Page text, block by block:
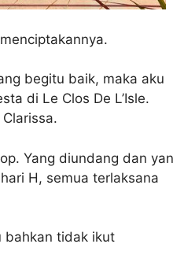
begitu baik, maka aku
di Le Clos De L’Isle.
Yang diundang dan
H, semua terlaksana
bahkan tidak ikut